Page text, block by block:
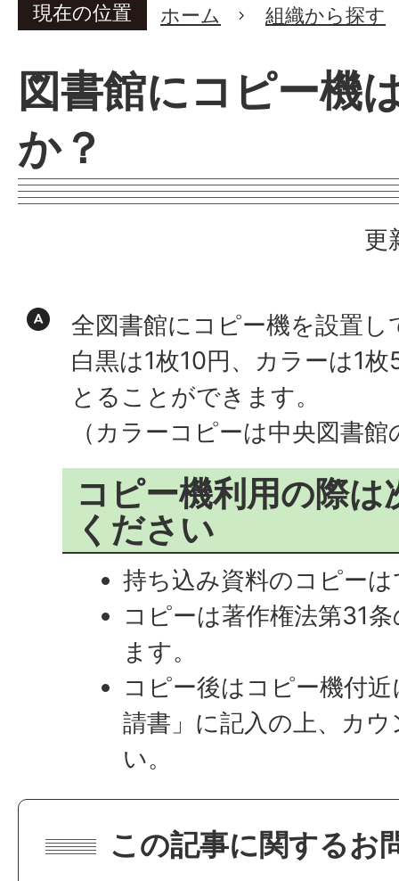
現在の位置 ホーム 組織から探す
図書館にコピー機
か？
更
全図書館にコピー機を設置し
白黒は1枚10円、カラーは1
とることができます。
（カラーコピーは中央図書館
コピー機利用の際は
ください
持ち込み資料のコピー
コピーは著作権法第31
ます。
コピー後はコピー機付
請書」に記入の上、カ
い。
この記事に関するお